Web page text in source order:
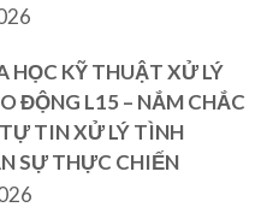
HỌC KỸ THUẬT XỬ LÝ
ĐỘNG L15 – NẮM CHẮC
TIN XỬ LÝ TÌNH
SỰ THỰC CHIẾN